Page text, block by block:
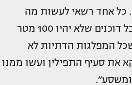
כל אחד רשאי לעשות מה
ואיפה שהוא רוצה. אבל דוכנים שלא יהיו 100 מטר
המפלגות הדתיות לא
את סעיף התפילין ועשו ממנו